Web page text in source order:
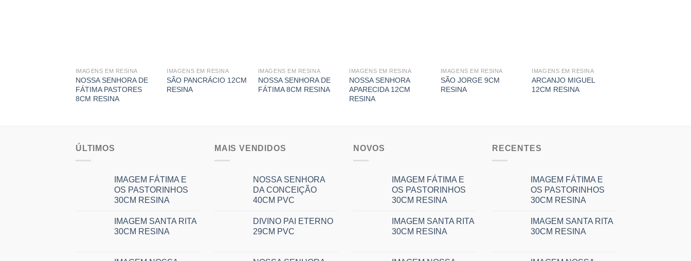
IMAGENS EM RESINA
NOSSA SENHORA DE
FÁTIMA PASTORES
8CM RESINA
IMAGENS EM RESINA
SÃO PANCRÁCIO 12CM
RESINA
IMAGENS EM RESINA
NOSSA SENHORA DE
FÁTIMA 8CM RESINA
IMAGENS EM RESINA
NOSSA SENHORA
APARECIDA 12CM
RESINA
IMAGENS EM RESINA
SÃO JORGE 9CM
RESINA
IMAGENS EM RESINA
ARCANJO MIGUEL
12CM RESINA
ÚLTIMOS
IMAGEM FÁTIMA E
OS PASTORINHOS
30CM RESINA
IMAGEM SANTA RITA
30CM RESINA
MAIS VENDIDOS
NOSSA SENHORA
DA CONCEIÇÃO
40CM PVC
DIVINO PAI ETERNO
29CM PVC
NOVOS
IMAGEM FÁTIMA E
OS PASTORINHOS
30CM RESINA
IMAGEM SANTA RITA
30CM RESINA
RECENTES
IMAGEM FÁTIMA E
OS PASTORINHOS
30CM RESINA
IMAGEM SANTA RITA
30CM RESINA